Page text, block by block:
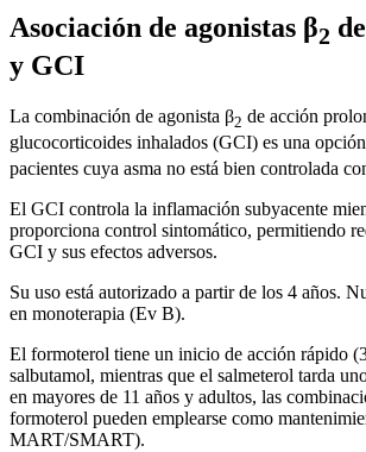
Asociación de agonistas β2
y GCI
La combinación de agonista β2 de acción
glucocorticoides inhalados (GCI) es una
pacientes cuya asma no está bien controlada
El GCI controla la inflamación subyacente
proporciona control sintomático, permitiendo
GCI y sus efectos adversos.
Su uso está autorizado a partir de los 4 años.
en monoterapia (Ev B).
El formoterol tiene un inicio de acción rápido
salbutamol, mientras que el salmeterol tarda
en mayores de 11 años y adultos, las
formoterol pueden emplearse como
MART/SMART).